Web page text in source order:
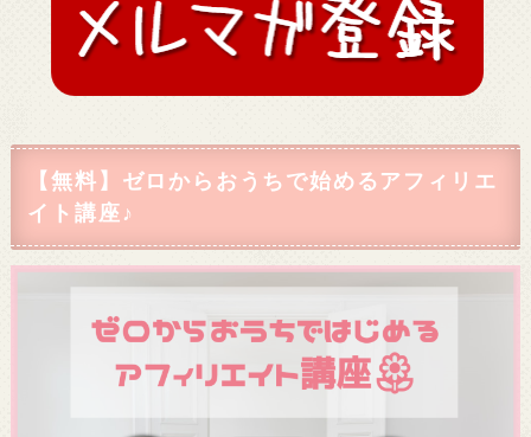
【無料】ゼロからおうちで始めるアフィリエ
イト講座♪